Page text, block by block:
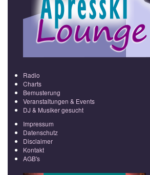
Radio
Charts
Bemusterung
Veranstaltungen & Events
DJ & Musiker gesucht
Impressum
Datenschutz
Disclaimer
Kontakt
AGB's